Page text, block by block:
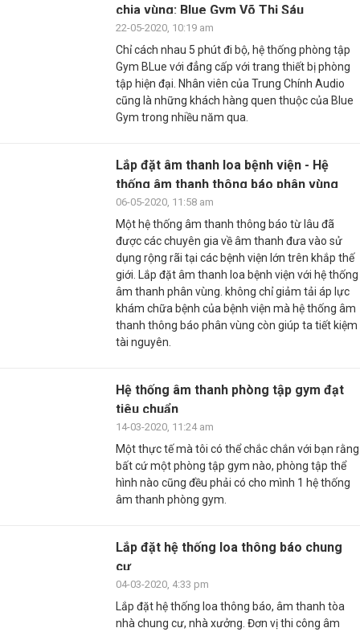
chia vùng: Blue Gym Võ Thị Sáu
22-05-2020, 10:19 am
Chỉ cách nhau 5 phút đi bộ, hệ thống phòng tập
Gym BLue với đẳng cấp với trang thiết bị phòng
tập hiện đại. Nhân viên của Trung Chính Audio
cũng là những khách hàng quen thuộc của Blue
Gym trong nhiều năm qua.
Lắp đặt âm thanh loa bệnh viện - Hệ
thống âm thanh thông báo phân vùng
06-05-2020, 11:58 am
Một hệ thống âm thanh thông báo từ lâu đã
được các chuyên gia về âm thanh đưa vào sử
dụng rộng rãi tại các bệnh viện lớn trên khắp thế
giới. Lắp đặt âm thanh loa bệnh viện với hệ thống
âm thanh phân vùng. không chỉ giảm tải áp lực
khám chữa bệnh của bệnh viện mà hệ thống âm
thanh thông báo phân vùng còn giúp ta tiết kiệm
tài nguyên.
Hệ thống âm thanh phòng tập gym đạt
tiêu chuẩn
14-03-2020, 11:24 am
Một thực tế mà tôi có thể chắc chắn với bạn rằng
bất cứ một phòng tập gym nào, phòng tập thể
hình nào cũng đều phải có cho mình 1 hệ thống
âm thanh phòng gym.
Lắp đặt hệ thống loa thông báo chung
cư
04-03-2020, 4:33 pm
Lắp đặt hệ thống loa thông báo, âm thanh tòa
nhà chung cư, nhà xưởng. Đơn vị thi công âm